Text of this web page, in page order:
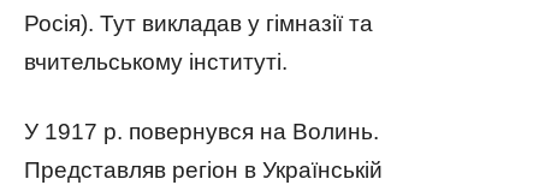
Росія). Тут викладав у гімназії та
вчительському інституті.
У 1917 р. повернувся на Волинь.
Представляв регіон в Українській